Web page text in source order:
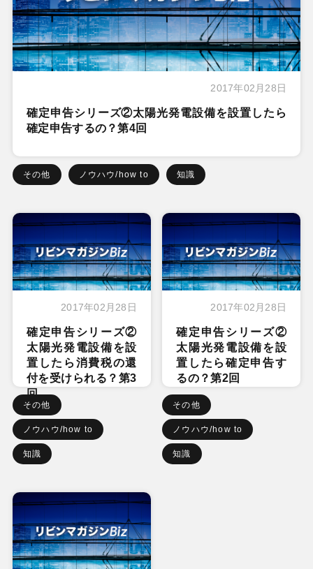
2017年02月28日
確定申告シリーズ②太陽光発電設備を設置したら
確定申告するの？第4回
その他 ノウハウ/how to 知識
2017年02月28日
確定申告シリーズ②
太陽光発電設備を設
置したら消費税の還
付を受けられる？第3
回
その他
ノウハウ/how to
知識
2017年02月28日
確定申告シリーズ②
太陽光発電設備を設
置したら確定申告す
るの？第2回
その他
ノウハウ/how to
知識